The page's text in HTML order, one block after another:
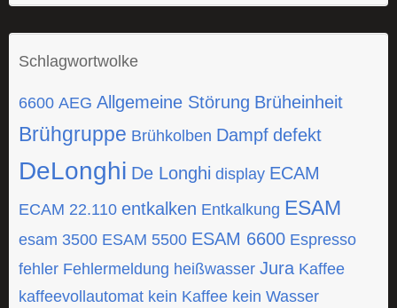
Schlagwortwolke
6600 AEG Allgemeine Störung Brüheinheit
Brühgruppe Brühkolben Dampf defekt
DeLonghi De Longhi display ECAM
ECAM 22.110 entkalken Entkalkung ESAM
esam 3500 ESAM 5500 ESAM 6600 Espresso
fehler Fehlermeldung heißwasser Jura Kaffee
kaffeevollautomat kein Kaffee kein Wasser